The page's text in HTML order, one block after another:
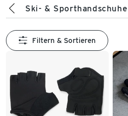
Ski- &
Filtern & Sortieren